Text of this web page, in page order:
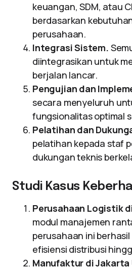
keuangan, SDM, atau
berdasarkan
perusahaan.
Integrasi Sistem.
diintegrasikan untuk
berjalan lancar.
Pengujian dan
secara menyeluruh
fungsionalitas optimal
Pelatihan dan
pelatihan kepada staf
dukungan teknis
Studi Kasus
Perusahaan Logistik
modul manajemen
perusahaan ini
efisiensi distribusi
Manufaktur di Jakarta